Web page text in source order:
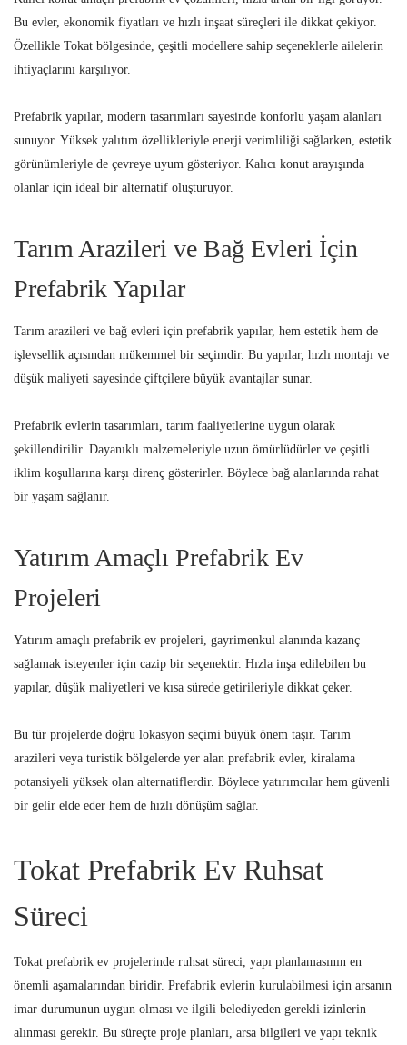
Bu evler, ekonomik fiyatları ve hızlı inşaat süreçleri ile dikkat çekiyor.
Özellikle Tokat bölgesinde, çeşitli modellere sahip seçeneklerle ailelerin
ihtiyaçlarını karşılıyor.
Prefabrik yapılar, modern tasarımları sayesinde konforlu yaşam alanları
sunuyor. Yüksek yalıtım özellikleriyle enerji verimliliği sağlarken, estetik
görünümleriyle de çevreye uyum gösteriyor. Kalıcı konut arayışında
olanlar için ideal bir alternatif oluşturuyor.
Tarım Arazileri ve Bağ Evleri İçin
Prefabrik Yapılar
Tarım arazileri ve bağ evleri için prefabrik yapılar, hem estetik hem de
işlevsellik açısından mükemmel bir seçimdir. Bu yapılar, hızlı montajı ve
düşük maliyeti sayesinde çiftçilere büyük avantajlar sunar.
Prefabrik evlerin tasarımları, tarım faaliyetlerine uygun olarak
şekillendirilir. Dayanıklı malzemeleriyle uzun ömürlüdürler ve çeşitli
iklim koşullarına karşı direnç gösterirler. Böylece bağ alanlarında rahat
bir yaşam sağlanır.
Yatırım Amaçlı Prefabrik Ev
Projeleri
Yatırım amaçlı prefabrik ev projeleri, gayrimenkul alanında kazanç
sağlamak isteyenler için cazip bir seçenektir. Hızla inşa edilebilen bu
yapılar, düşük maliyetleri ve kısa sürede getirileriyle dikkat çeker.
Bu tür projelerde doğru lokasyon seçimi büyük önem taşır. Tarım
arazileri veya turistik bölgelerde yer alan prefabrik evler, kiralama
potansiyeli yüksek olan alternatiflerdir. Böylece yatırımcılar hem güvenli
bir gelir elde eder hem de hızlı dönüşüm sağlar.
Tokat Prefabrik Ev Ruhsat
Süreci
Tokat prefabrik ev projelerinde ruhsat süreci, yapı planlamasının en
önemli aşamalarından biridir. Prefabrik evlerin kurulabilmesi için arsanın
imar durumunun uygun olması ve ilgili belediyeden gerekli izinlerin
alınması gerekir. Bu süreçte proje planları, arsa bilgileri ve yapı teknik